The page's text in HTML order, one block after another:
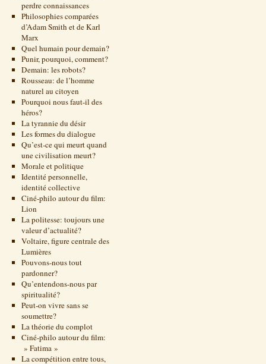
perdre connaissances
Philosophies comparées
d’Adam Smith et de Karl
Marx
Quel humain pour demain?
Punir, pourquoi, comment?
Demain: les robots?
Rousseau: de l’homme
naturel au citoyen
Pourquoi nous faut-il des
héros?
La tyrannie du désir
Les formes du dialogue
Qu’est-ce qui meurt quand
une civilisation meurt?
Morale et politique
Identité personnelle,
identité collective
Ciné-philo autour du film:
Lion
La politesse: toujours une
valeur d’actualité?
Voltaire, figure centrale des
Lumières
Pouvons-nous tout
pardonner?
Qu’entendons-nous par
spiritualité?
Peut-on vivre sans se
soumettre?
La théorie du complot
Ciné-philo autour du film:
» Fatima »
La compétition entre tous,